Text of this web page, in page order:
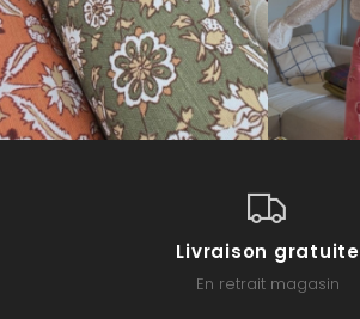
Livraison gratuite
En retrait magasin